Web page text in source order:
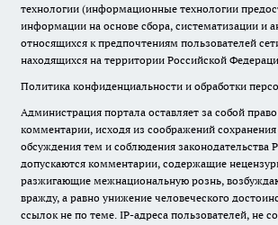
технологии (информационные технологии
информации на основе сбора, систематизации и
относящихся к предпочтениям пользователей
находящихся на территории Российской
Политика конфиденциальности и обработки
Администрация портала оставляет за собой
комментарии, исходя из соображений сохранения
обсуждения тем и соблюдения законодательства
допускаются комментарии, содержащие
разжигающие межнациональную рознь,
вражду, а равно унижение человеческого
ссылок не по теме. IP-адреса пользователей, не